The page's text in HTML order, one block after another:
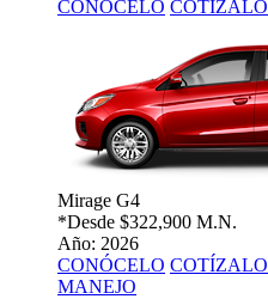
CONÓCELO COTÍZALO
Mirage G4
*Desde $322,900 M.N.
Año: 2026
CONÓCELO COTÍZALO
MANEJO